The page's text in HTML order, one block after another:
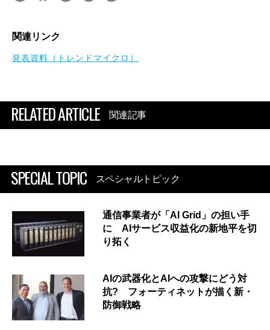
関連リンク
発表資料（トレンドマイクロ）
RELATED ARTICLE 関連記事
SPECIAL TOPIC スペシャルトピック
通信事業者が「AI Grid」の担い手
に AIサービス収益化の新地平を切
り拓く
AIの武器化とAIへの攻撃にどう対
抗? フォーティネットが描く新・
防御戦略